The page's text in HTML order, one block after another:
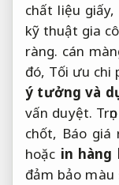
chất liệu giấy,
kỹ thuật gia
ràng. cán
đó, Tối ưu chi
ý tưởng và
vấn duyệt.
chốt, Báo giá
hoặc in hàng
đảm bảo màu